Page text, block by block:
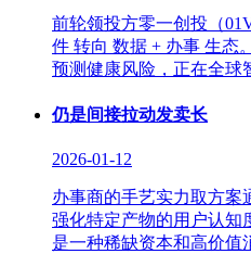
前轮领投方零一创投（
件 转向 数据 + 办事 生态
预测健康风险，正在全球
仍是间接拉动发卖长
2026-01-12
办事商的手艺实力取方案
强化特定产物的用户认知
是一种稀缺资本和高价值